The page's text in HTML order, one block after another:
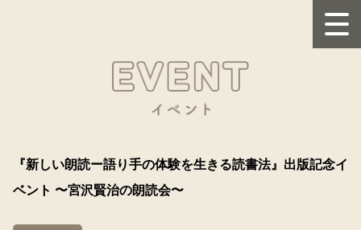
『新しい朗読ー語り手の体験を生きる読書法』出版記念イ
ベント 〜宮沢賢治の朗読会〜